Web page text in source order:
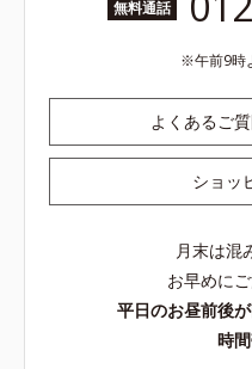
無料通話
午前9時
よくあるご
ショッ
月末は混
お早めに
平日のお昼前後
時間